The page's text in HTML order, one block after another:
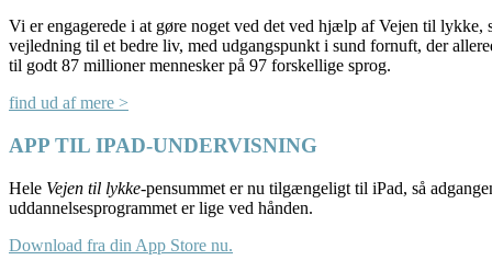
Vi er engagerede i at gøre noget ved det ved hjælp af Vejen til lykke,
vejledning til et bedre liv, med udgangspunkt i sund fornuft, der
til godt 87 millioner mennesker på 97 forskellige sprog.
find ud af mere >
APP TIL IPAD-UNDERVISNING
Hele Vejen til lykke-pensummet er nu tilgængeligt til iPad, så
uddannelsesprogrammet er lige ved hånden.
Download fra din App Store nu.